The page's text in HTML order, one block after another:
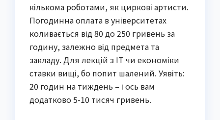
кількома роботами, як циркові артисти.
Погодинна оплата в університетах
коливається від 80 до 250 гривень за
годину, залежно від предмета та
закладу. Для лекцій з IT чи економіки
ставки вищі, бо попит шалений. Уявіть:
20 годин на тиждень – і ось вам
додатково 5-10 тисяч гривень.